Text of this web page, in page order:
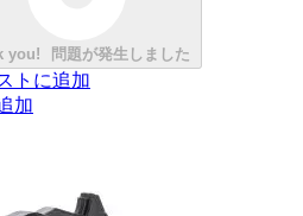
you! 問題が発生しました
トに追加
加